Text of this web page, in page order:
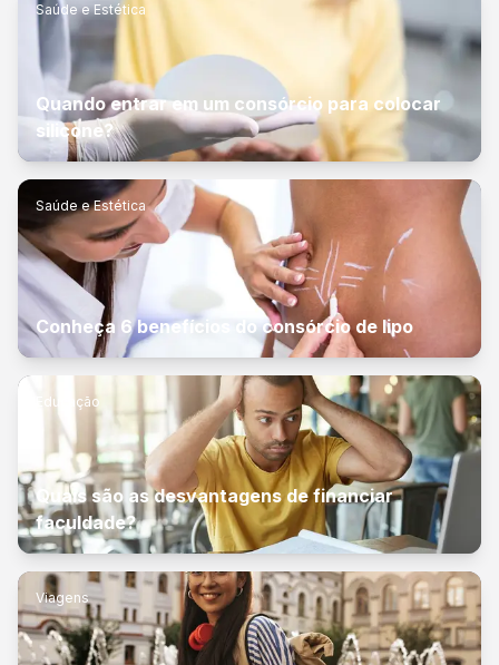
Saúde e Estética
Quando entrar em um consórcio para colocar
silicone?
Saúde e Estética
Conheça 6 benefícios do consórcio de lipo
Educação
Quais são as desvantagens de financiar
faculdade?
Viagens